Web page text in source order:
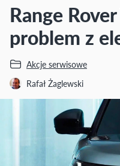
Range
problem z
Akcje serwisowe
Rafał Żaglewski